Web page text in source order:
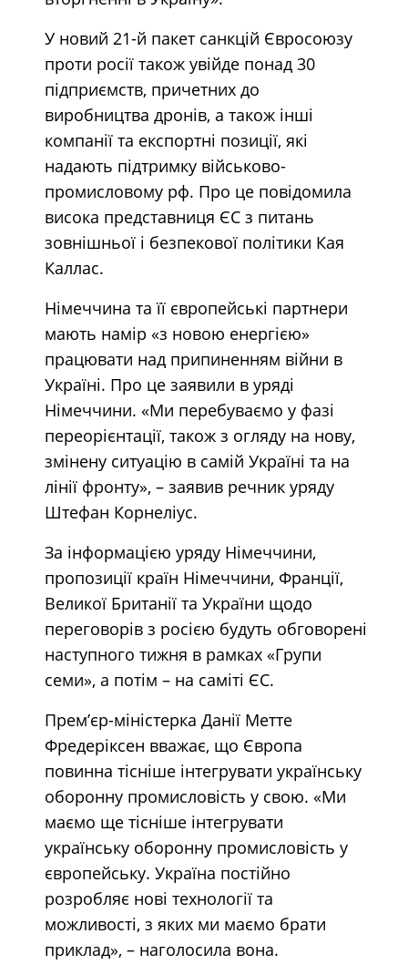
У новий 21-й пакет санкцій Євросоюзу
проти росії також увійде понад 30
підприємств, причетних до
виробництва дронів, а також інші
компанії та експортні позиції, які
надають підтримку військово-
промисловому рф. Про це повідомила
висока представниця ЄС з питань
зовнішньої і безпекової політики Кая
Каллас.
Німеччина та її європейські партнери
мають намір «з новою енергією»
працювати над припиненням війни в
Україні. Про це заявили в уряді
Німеччини. «Ми перебуваємо у фазі
переорієнтації, також з огляду на нову,
змінену ситуацію в самій Україні та на
лінії фронту», – заявив речник уряду
Штефан Корнеліус.
За інформацією уряду Німеччини,
пропозиції країн Німеччини, Франції,
Великої Британії та України щодо
переговорів з росією будуть обговорені
наступного тижня в рамках «Групи
семи», а потім – на саміті ЄС.
Прем’єр-міністерка Данії Метте
Фредеріксен вважає, що Європа
повинна тісніше інтегрувати українську
оборонну промисловість у свою. «Ми
маємо ще тісніше інтегрувати
українську оборонну промисловість у
європейську. Україна постійно
розробляє нові технології та
можливості, з яких ми маємо брати
приклад», – наголосила вона.